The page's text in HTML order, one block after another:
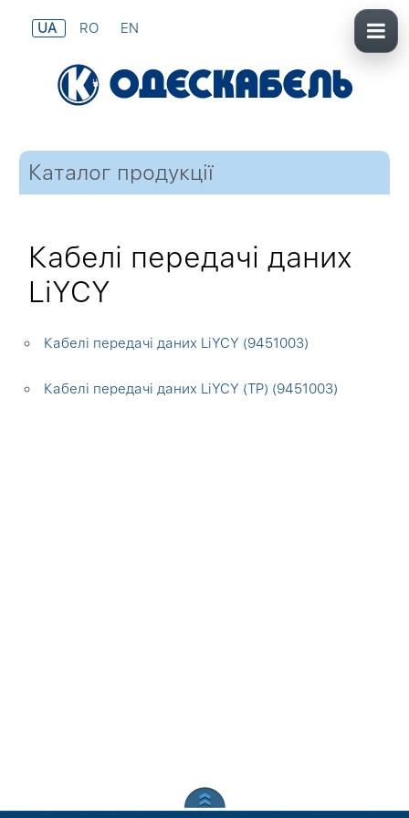
UA RO EN
Каталог продукції
Кабелі передачі даних
LiYCY
Кабелі передачі даних LiYCY (9451003)
Кабелі передачі даних LiYCY (TP) (9451003)